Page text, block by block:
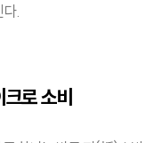
.
로 소비